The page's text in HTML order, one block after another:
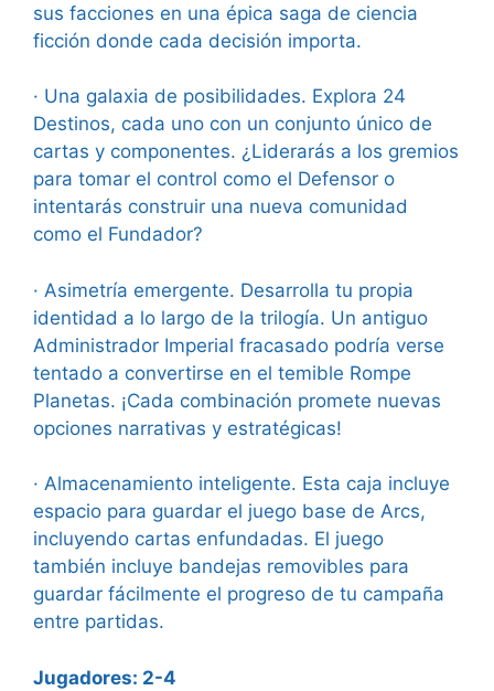
sus facciones en una épica saga de ciencia
ficción donde cada decisión importa.
· Una galaxia de posibilidades. Explora 24
Destinos, cada uno con un conjunto único de
cartas y componentes. ¿Liderarás a los gremios
para tomar el control como el Defensor o
intentarás construir una nueva comunidad
como el Fundador?
· Asimetría emergente. Desarrolla tu propia
identidad a lo largo de la trilogía. Un antiguo
Administrador Imperial fracasado podría verse
tentado a convertirse en el temible Rompe
Planetas. ¡Cada combinación promete nuevas
opciones narrativas y estratégicas!
· Almacenamiento inteligente. Esta caja incluye
espacio para guardar el juego base de Arcs,
incluyendo cartas enfundadas. El juego
también incluye bandejas removibles para
guardar fácilmente el progreso de tu campaña
entre partidas.
Jugadores: 2-4